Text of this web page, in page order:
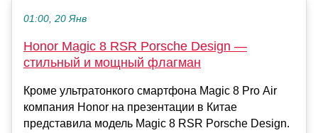
01:00, 20 Янв
Honor Magic 8 RSR Porsche Design —
стильный и мощный флагман
Кроме ультратонкого смартфона Magic 8 Pro Air
компания Honor на презентации в Китае
представила модель Magic 8 RSR Porsche Design.